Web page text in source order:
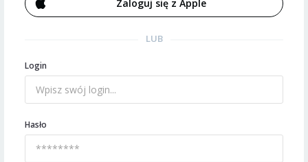
Zaloguj się z Apple
LUB
Login
Hasło